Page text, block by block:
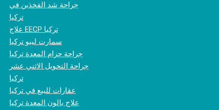
جراحة شد الفخذين في
تركيا
علاج EECP تركيا
سمارت ليبو تركيا
جراحة حزام المعدة تركيا
جراحة التحويل الاثني عشر
تركيا
عقارات للبيع في تركيا
علاج بالون المعدة تركيا